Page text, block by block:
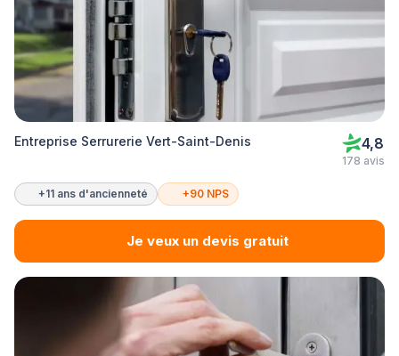
Entreprise Serrurerie Vert-Saint-Denis 4,8
178 avis
+11 ans d'ancienneté +90 NPS
Je veux un devis gratuit